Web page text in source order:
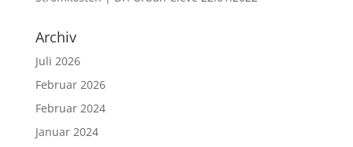
Archiv
Juli 2026
Februar 2026
Februar 2024
Januar 2024